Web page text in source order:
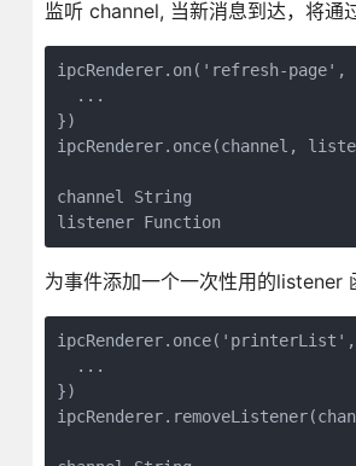
监听 channel, 当新消息到达，将
ipcRenderer.on('refresh-
  ...
})
ipcRenderer.once(channel,
channel String
listener Function
为事件添加一个一次性用的listener
  ...
})